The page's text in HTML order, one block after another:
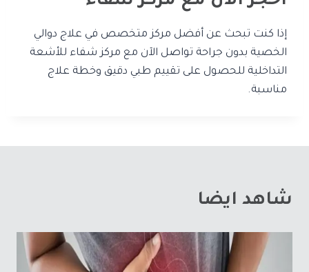
إذا كنت تبحث عن أفضل مركز متخصص في علاج دوالي
الخصية بدون جراحة تواصل الآن مع مركز شفاء للأشعة
التداخلية للحصول على تقييم طبي دقيق وخطة علاج
مناسبة.
شاهد ايضا